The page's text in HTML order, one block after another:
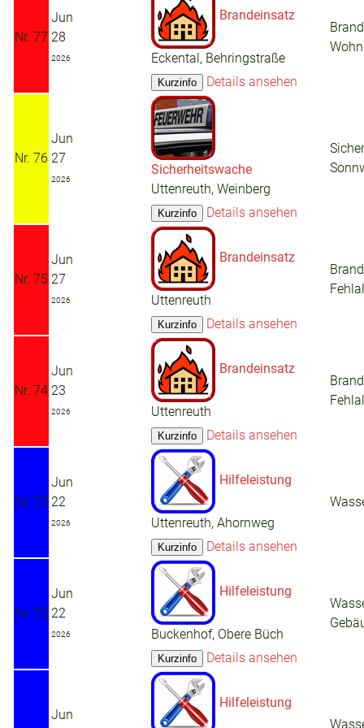
Nr. 77
Jun
28
2026
Brandeinsatz
Eckental, Behringstraße
Details ansehen
Brand
Nr. 76
Jun
27
2026
Sicherheitswache
Uttenreuth, Weinberg
Details ansehen
Nr. 75
Jun
27
2026
Brandeinsatz
Uttenreuth
Details ansehen
Nr. 74
Jun
23
2026
Brandeinsatz
Uttenreuth
Details ansehen
Nr. 73
Jun
22
2026
Hilfeleistung
Uttenreuth, Ahornweg
Details ansehen
Nr. 72
Jun
22
2026
Hilfeleistung
Buckenhof, Obere Büch
Details ansehen
Jun
Hilfeleistung